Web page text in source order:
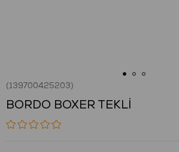
(139700425203)
BORDO BOXER TEKLİ